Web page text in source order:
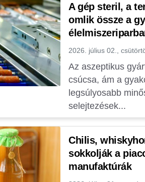
A gép steril, a
omlik össze a
2026. július 02.,
Az aszeptikus
csúcsa, ám a
legsúlyosabb
selejtezések...
Chilis,
sokkolják a
manufaktúrák